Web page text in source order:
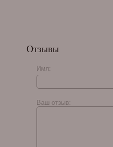
Flor de Oliva Churchill
Отзывы
Имя:
Ваш отзыв: